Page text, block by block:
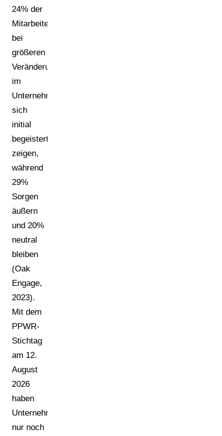
24% der
Mitarbeiter
bei
größeren
Veränderungen
im
Unternehmen
sich
initial
begeistert
zeigen,
während
29%
Sorgen
äußern
und 20%
neutral
bleiben
(Oak
Engage,
2023).
Mit dem
PPWR-
Stichtag
am 12.
August
2026
haben
Unternehmen
nur noch